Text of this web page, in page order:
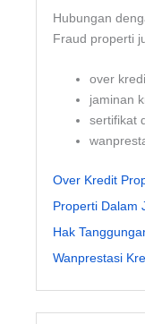
Hubungan
Fraud properti
over
jaminan
sertifikat
Over Kredit
Properti Dalam
Hak
Wanprestasi